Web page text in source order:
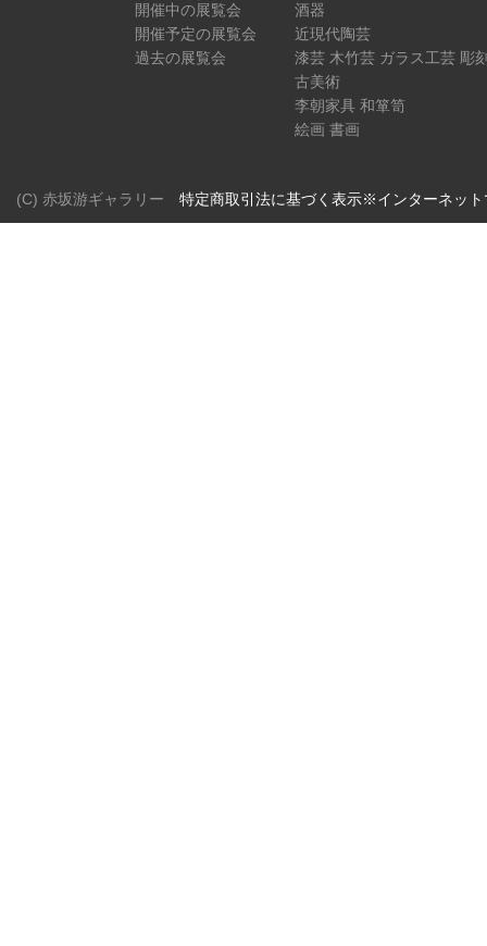
開催中の展覧会
開催予定の展覧会
過去の展覧会
酒器
近現代陶芸
漆芸 木竹芸 ガラス工芸 彫
古美術
李朝家具 和箪笥
絵画 書画
(C) 赤坂游ギャラリー 特定商取引法に基づく表示※インターネッ